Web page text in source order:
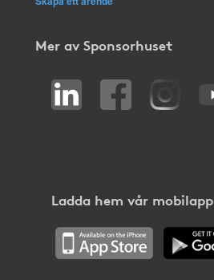
Mer av Sponsorhuset
Ladda hem vår mobilapp